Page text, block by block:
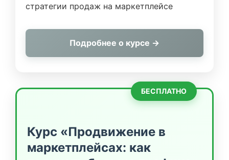
стратегии продаж на маркетплейсе
Подробнее о курсе →
БЕСПЛАТНО
Курс «Продвижение в
маркетплейсах: как